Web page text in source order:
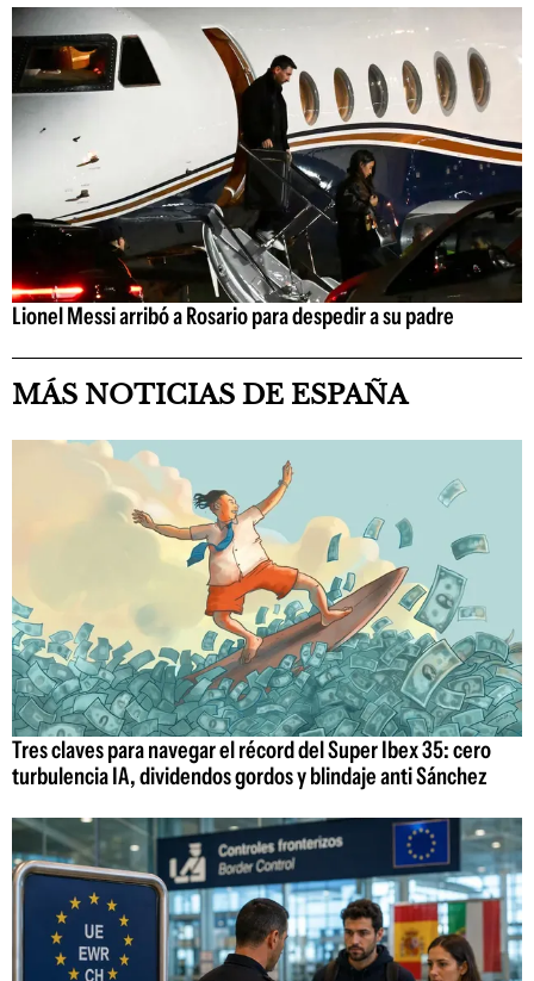
Lionel Messi arribó a Rosario para despedir a su padre
MÁS NOTICIAS DE ESPAÑA
Tres claves para navegar el récord del Super Ibex 35: cero
turbulencia IA, dividendos gordos y blindaje anti Sánchez